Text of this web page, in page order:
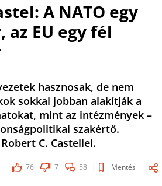
A NATO egy
EU egy fél
hasznosak, de nem
sokkal jobban alakítják a
mint az intézmények –
szakértő.
C. Castellel.
76 7 58 Mentés